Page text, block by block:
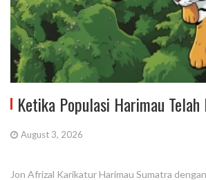
Ketika Populasi Harimau
August 3, 2026
Jon Afrizal Karikatur Harimau Sumatra